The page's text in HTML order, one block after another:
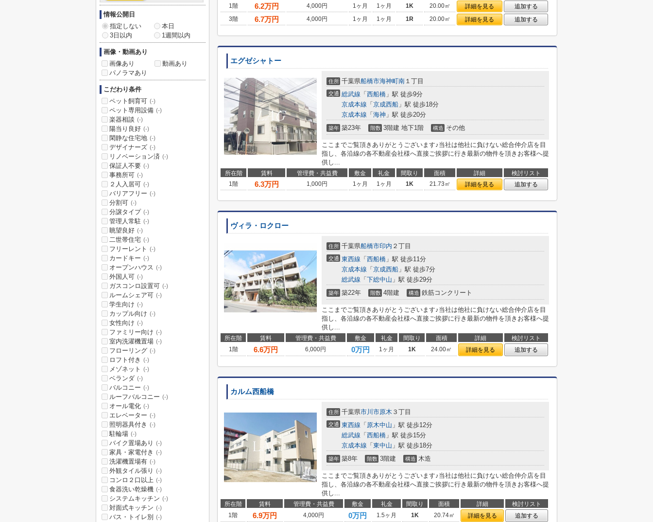
1階
6.2万円 4,000円 1ヶ月 1ヶ月 1K 20.00㎡ 詳細を見る
追加する
3階
6.7万円 4,000円 1ヶ月 1ヶ月 1R 20.00㎡ 詳細を見る 追加する
エグゼシャトー
住所 千葉県船橋市海神町南 １丁目
交通 総武線 「 西船橋 」駅 徒歩9分
京成本線 「 京成西船 」駅 徒歩18分
京成本線 「 海神 」駅 徒歩20分
築年 築23年 階数 3階建 地下1階 構造 その他
ここまでご覧頂きありがとうございます♪当社は他社に負けない総合仲介店を目
指し、各沿線の各不動産会社様へ直接ご挨拶に行き最新の物件を頂きお客様へ提
供し...
所在階 賃料 管理費・共益費 敷金 礼金 間取り 面積 詳細
検討リスト
1階
6.3万円 1,000円 1ヶ月 1ヶ月 1K 21.73㎡ 詳細を見る 追加する
ヴィラ・ロクロー
住所 千葉県船橋市印内 ２丁目
交通 東西線 「 西船橋 」駅 徒歩11分
京成本線 「 京成西船 」駅 徒歩7分
総武線 「 下総中山 」駅 徒歩29分
築年 築22年 階数 4階建 構造 鉄筋コンクリート
ここまでご覧頂きありがとうございます♪当社は他社に負けない総合仲介店を目
指し、各沿線の各不動産会社様へ直接ご挨拶に行き最新の物件を頂きお客様へ提
供し...
所在階 賃料 管理費・共益費 敷金 礼金 間取り 面積 詳細
検討リスト
1階
6.6万円 6,000円 0万円 1ヶ月 1K 24.00㎡ 詳細を見る 追加する
カルム西船橋
住所 千葉県市川市原木 ３丁目
交通 東西線 「 原木中山 」駅 徒歩12分
総武線 「 西船橋 」駅 徒歩15分
京成本線 「 東中山 」駅 徒歩18分
築年 築8年 階数 3階建 構造 木造
ここまでご覧頂きありがとうございます♪当社は他社に負けない総合仲介店を目
指し、各沿線の各不動産会社様へ直接ご挨拶に行き最新の物件を頂きお客様へ提
供し...
所在階 賃料 管理費・共益費 敷金 礼金 間取り 面積 詳細
検討リスト
1階
6.9万円 4,000円 0万円 1.5ヶ月 1K 20.74㎡ 詳細を見る
追加する
情報公開日
指定しない
本日
3日以内
1週間以内
画像・動画あり
画像あり
動画あり
パノラマあり
こだわり条件
ペット飼育可 (-)
ペット専用設備 (-)
楽器相談 (-)
陽当り良好 (-)
閑静な住宅地 (-)
デザイナーズ (-)
リノベーション済 (-)
保証人不要 (-)
事務所可 (-)
２人入居可 (-)
バリアフリー (-)
分割可 (-)
分譲タイプ (-)
管理人常駐 (-)
眺望良好 (-)
二世帯住宅 (-)
フリーレント (-)
カードキー (-)
オープンハウス (-)
外国人可 (-)
ガスコンロ設置可 (-)
ルームシェア可 (-)
学生向け (-)
カップル向け (-)
女性向け (-)
ファミリー向け (-)
室内洗濯機置場 (-)
フローリング (-)
ロフト付き (-)
メゾネット (-)
ベランダ (-)
バルコニー (-)
ルーフバルコニー (-)
オール電化 (-)
エレベーター (-)
照明器具付き (-)
駐輪場 (-)
バイク置場あり (-)
家具・家電付き (-)
洗濯機置場有 (-)
外観タイル張り (-)
コンロ２口以上 (-)
食器洗い乾燥機 (-)
システムキッチン (-)
対面式キッチン (-)
バス・トイレ別 (-)